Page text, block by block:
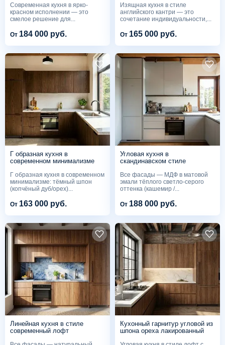
Современная кухня в ярко-
красном исполнении — это
смелое решение для...
От 184 000 руб.
Изящная кухня в стиле
английского кантри — это
сочетание индивидуальности,...
От 165 000 руб.
Г образная кухня в
современном минимализме
Г образная кухня в современном
минимализме: тёмный шпон
(копчёный дуб/орех)...
От 163 000 руб.
Угловая кухня в
скандинавском стиле
Все фасады — МДФ в матовой
эмали тёплого светло-серого
оттенка (кашемир /...
От 188 000 руб.
Линейная кухня в стиле
современный лофт
Кухонный гарнитур угловой из
шпона ореха лакированный